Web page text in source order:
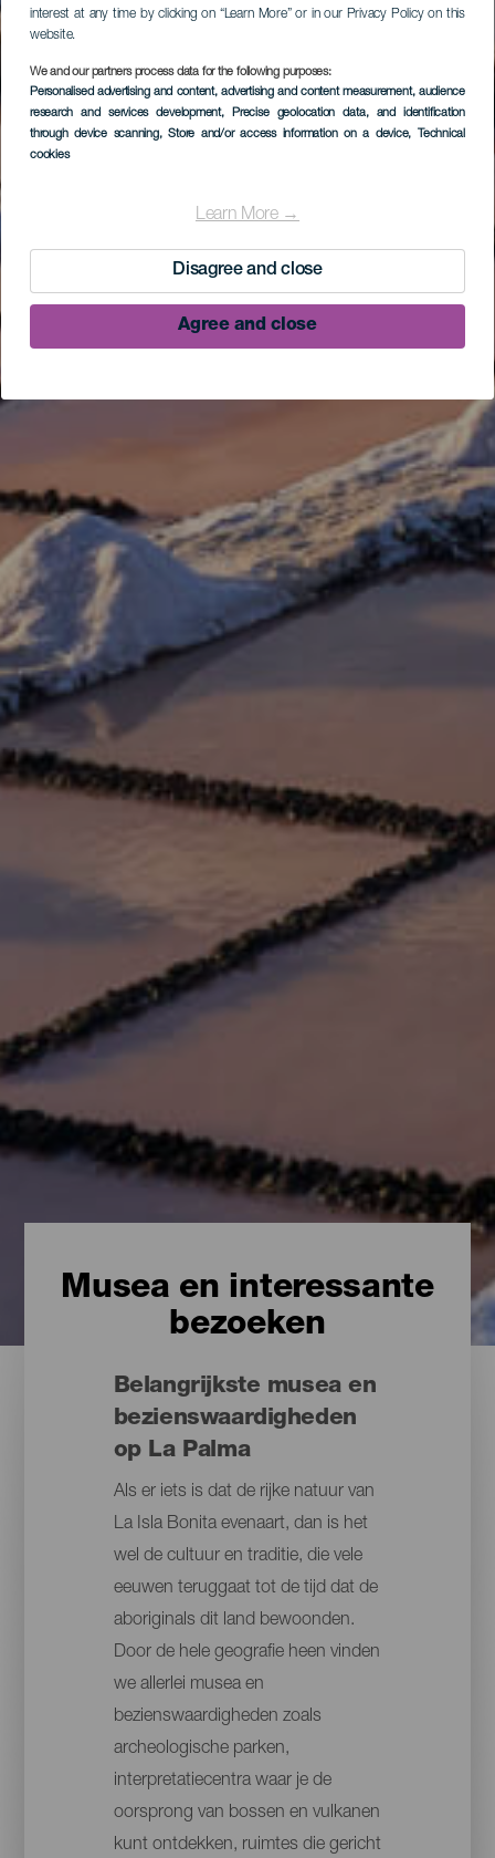
interest at any time by clicking on “Learn More” or in our Privacy Policy on this
website.
We and our partners process data for the following purposes:
Personalised advertising and content, advertising and content measurement, audience
research and services development, Precise geolocation data, and identification
through device scanning, Store and/or access information on a device, Technical
cookies
Learn More →
Disagree and close
Agree and close
Musea en interessante
bezoeken
Belangrijkste musea en
bezienswaardigheden
op La Palma
Als er iets is dat de rijke natuur van
La Isla Bonita evenaart, dan is het
wel de cultuur en traditie, die vele
eeuwen teruggaat tot de tijd dat de
aboriginals dit land bewoonden.
Door de hele geografie heen vinden
we allerlei musea en
bezienswaardigheden zoals
archeologische parken,
interpretatiecentra waar je de
oorsprong van bossen en vulkanen
kunt ontdekken, ruimtes die gericht